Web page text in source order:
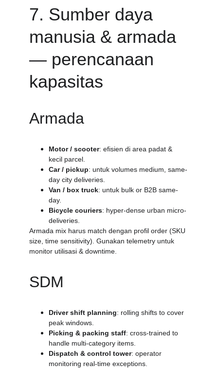
7. Sumber daya
manusia & armada
— perencanaan
kapasitas
Armada
Motor / scooter: efisien di area padat &
kecil parcel.
Car / pickup: untuk volumes medium, same-
day city deliveries.
Van / box truck: untuk bulk or B2B same-
day.
Bicycle couriers: hyper-dense urban micro-
deliveries.
Armada mix harus match dengan profil order (SKU
size, time sensitivity). Gunakan telemetry untuk
monitor utilisasi & downtime.
SDM
Driver shift planning: rolling shifts to cover
peak windows.
Picking & packing staff: cross-trained to
handle multi-category items.
Dispatch & control tower: operator
monitoring real-time exceptions.